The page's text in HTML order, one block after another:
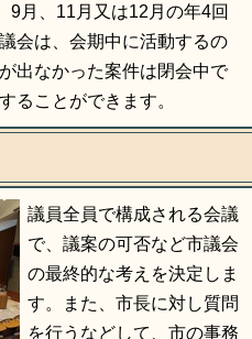
る
9月、11月又は12月の年4回
会は、会期中に活動するの
出なかった案件は閉会中で
ることができます。
議員全員で構成される会議
で、議案の可否など市議会
の最終的な考えを決定しま
す。また、市長に対し質問
を行うなどして、市の事務